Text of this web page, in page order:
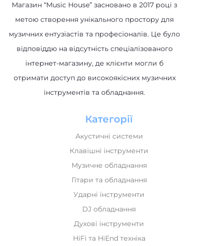
Магазин “Music House” засновано в 2017 році з
метою створення унікального простору для
музичних ентузіастів та професіоналів. Це було
відповіддю на відсутність спеціалізованого
інтернет-магазину, де клієнти могли б
отримати доступ до високоякісних музичних
інструментів та обладнання.
Категорії
Акустичні системи
Клавішні інструменти
Музичне обладнання
Гітари та обладнання
Ударні інструменти
DJ обладнання
Духові інструменти
HiFi та HiEnd техніка